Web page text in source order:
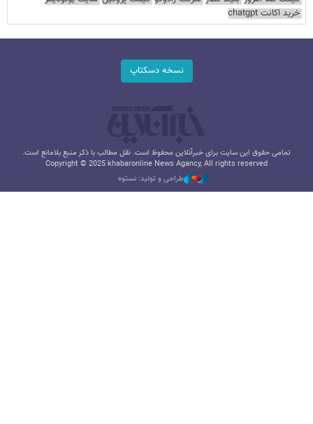
خرید اکانت chatgpt
نسخه دسکتاپ
تمامی حقوق این سایت برای خبرآنلاین محفوظ است. نقل مطالب با ذکر منبع بلامانع است.
Copyright © 2025 khabaronline News Agancy, All rights reserved
طراحی و تولید: نستوه